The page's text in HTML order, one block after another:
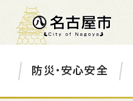
防災・安心安全